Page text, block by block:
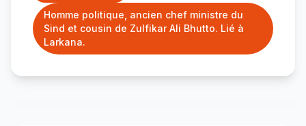
Homme politique, ancien chef ministre du
Sind et cousin de Zulfikar Ali Bhutto. Lié à
Larkana.